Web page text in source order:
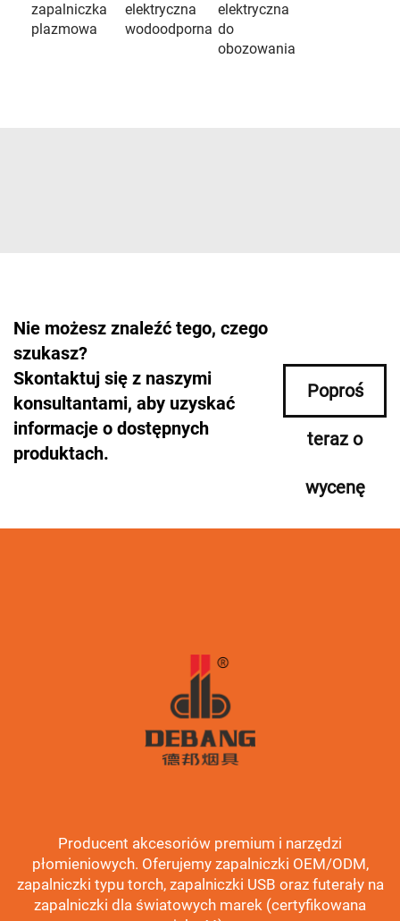
zapalniczka
plazmowa
elektryczna
wodoodporna
elektryczna
do
obozowania
Nie możesz znaleźć tego, czego
szukasz?
Skontaktuj się z naszymi
konsultantami, aby uzyskać
informacje o dostępnych
produktach.
Poproś
teraz o
wycenę
Producent akcesoriów premium i narzędzi
płomieniowych. Oferujemy zapalniczki OEM/ODM,
zapalniczki typu torch, zapalniczki USB oraz futerały na
zapalniczki dla światowych marek (certyfikowana